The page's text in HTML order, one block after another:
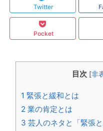
Twitter
Pocket
目次 [非
1 緊張と緩和とは
2 業の肯定とは
3 芸人のネタと「緊張と